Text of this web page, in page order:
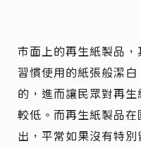
市面上的再生紙製品
習慣使用的紙張般潔
的，進而讓民眾對再
較低。而再生紙製品
出，平常如果沒有特